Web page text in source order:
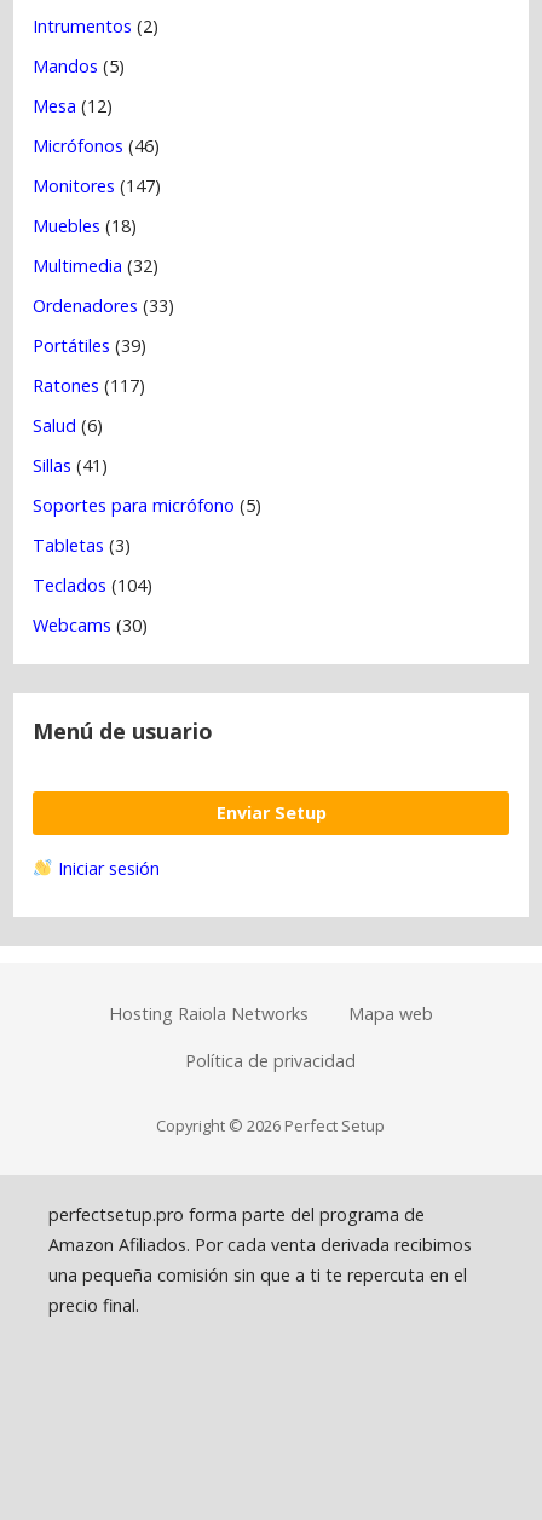
Intrumentos (2)
Mandos (5)
Mesa (12)
Micrófonos (46)
Monitores (147)
Muebles (18)
Multimedia (32)
Ordenadores (33)
Portátiles (39)
Ratones (117)
Salud (6)
Sillas (41)
Soportes para micrófono (5)
Tabletas (3)
Teclados (104)
Webcams (30)
Menú de usuario
Enviar Setup
Iniciar sesión
Hosting Raiola Networks Mapa web
Política de privacidad
Copyright © 2026 Perfect Setup
perfectsetup.pro forma parte del programa de
Amazon Afiliados. Por cada venta derivada recibimos
una pequeña comisión sin que a ti te repercuta en el
precio final.